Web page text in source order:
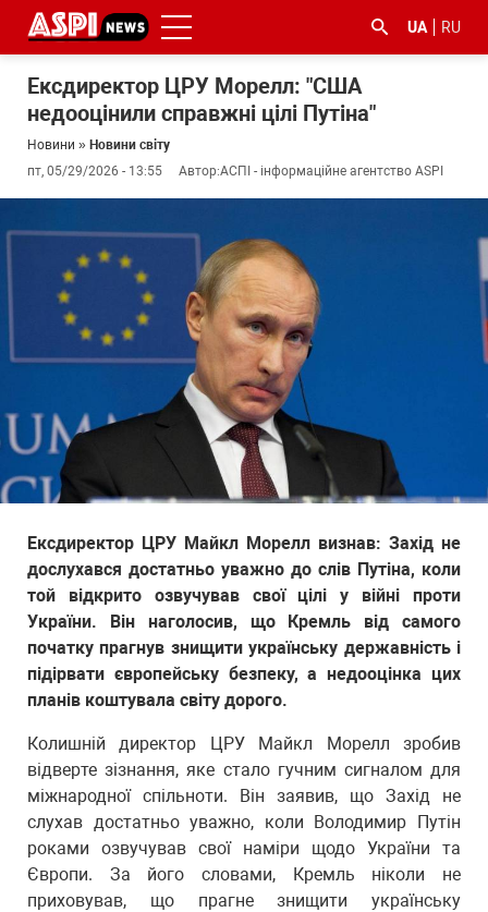
UA RU
Ексдиректор ЦРУ Морелл: "США
недооцінили справжні цілі Путіна"
Новини » Новини світу
пт, 05/29/2026 - 13:55
Автор:АСПІ - інформаційне агентство ASPI
Ексдиректор ЦРУ Майкл Морелл визнав: Захід не
дослухався достатньо уважно до слів Путіна, коли
той відкрито озвучував свої цілі у війні проти
України. Він наголосив, що Кремль від самого
початку прагнув знищити українську державність і
підірвати європейську безпеку, а недооцінка цих
планів коштувала світу дорого.
Колишній директор ЦРУ Майкл Морелл зробив
відверте зізнання, яке стало гучним сигналом для
міжнародної спільноти. Він заявив, що Захід не
слухав достатньо уважно, коли Володимир Путін
роками озвучував свої наміри щодо України та
Європи. За його словами, Кремль ніколи не
приховував, що прагне знищити українську
#боротьба
з
корупцією
#ДФС #Київ